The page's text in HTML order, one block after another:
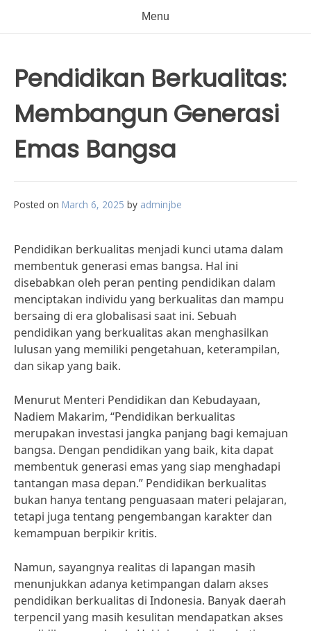
Menu
Pendidikan Berkualitas:
Membangun Generasi
Emas Bangsa
Posted on March 6, 2025 by adminjbe
Pendidikan berkualitas menjadi kunci utama dalam
membentuk generasi emas bangsa. Hal ini
disebabkan oleh peran penting pendidikan dalam
menciptakan individu yang berkualitas dan mampu
bersaing di era globalisasi saat ini. Sebuah
pendidikan yang berkualitas akan menghasilkan
lulusan yang memiliki pengetahuan, keterampilan,
dan sikap yang baik.
Menurut Menteri Pendidikan dan Kebudayaan,
Nadiem Makarim, “Pendidikan berkualitas
merupakan investasi jangka panjang bagi kemajuan
bangsa. Dengan pendidikan yang baik, kita dapat
membentuk generasi emas yang siap menghadapi
tantangan masa depan.” Pendidikan berkualitas
bukan hanya tentang penguasaan materi pelajaran,
tetapi juga tentang pengembangan karakter dan
kemampuan berpikir kritis.
Namun, sayangnya realitas di lapangan masih
menunjukkan adanya ketimpangan dalam akses
pendidikan berkualitas di Indonesia. Banyak daerah
terpencil yang masih kesulitan mendapatkan akses